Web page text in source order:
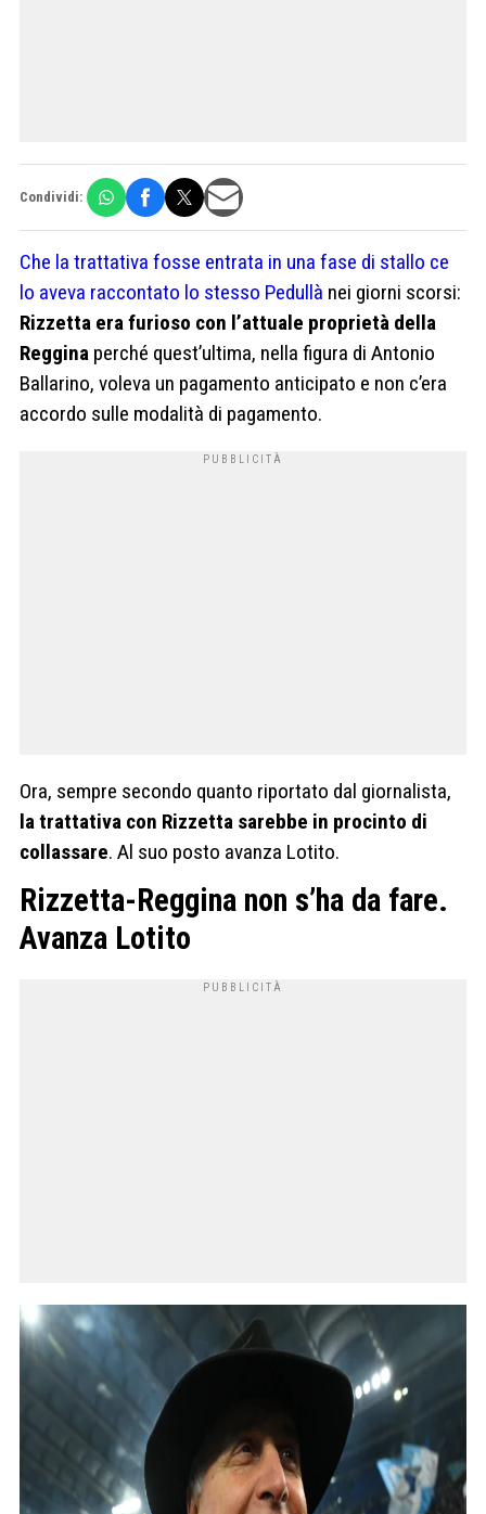
Condividi:
Che la trattativa fosse entrata in una fase di stallo ce
lo aveva raccontato lo stesso Pedullà nei giorni scorsi:
Rizzetta era furioso con l’attuale proprietà della
Reggina perché quest’ultima, nella figura di Antonio
Ballarino, voleva un pagamento anticipato e non c’era
accordo sulle modalità di pagamento.
Ora, sempre secondo quanto riportato dal giornalista,
la trattativa con Rizzetta sarebbe in procinto di
collassare. Al suo posto avanza Lotito.
Rizzetta-Reggina non s’ha da fare.
Avanza Lotito